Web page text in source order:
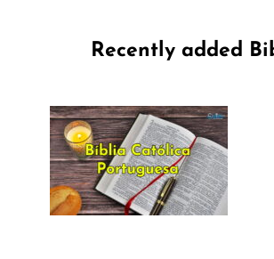
Recently added